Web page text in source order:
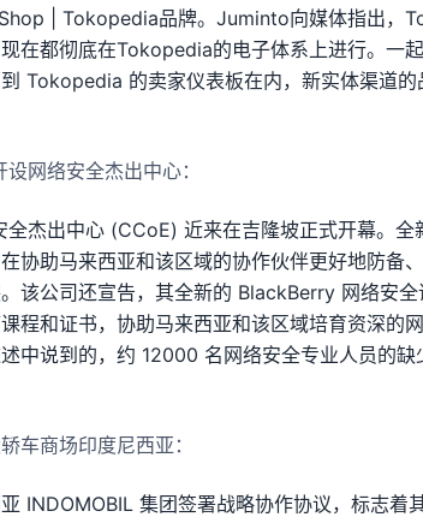
| Tokopedia品牌。Juminto向媒体指出，
在都彻底在Tokopedia的电子体系上进行。一
Tokopedia 的卖家仪表板在内，新实体渠道
网络安全杰出中心：
杰出中心 (CCoE) 近来在吉隆坡正式开幕。
协助马来西亚和该区域的协作伙伴更好地防备
该公司还宣告，其全新的 BlackBerry 网络安
程和证书，协助马来西亚和该区域培育资深的
中说到的，约 12000 名网络安全专业人员的
车商场印度尼西亚：
INDOMOBIL 集团签署战略协作协议，标志着